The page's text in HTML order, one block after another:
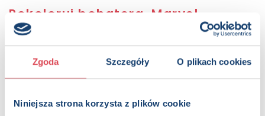
Zgoda Szczegóły O plikach cookies
Niniejsza strona korzysta z plików cookie
Pokoloruj bohatera. Marvel
Sugerowana cena detaliczna:
KUP NA SWIATKSIAZKI.PL